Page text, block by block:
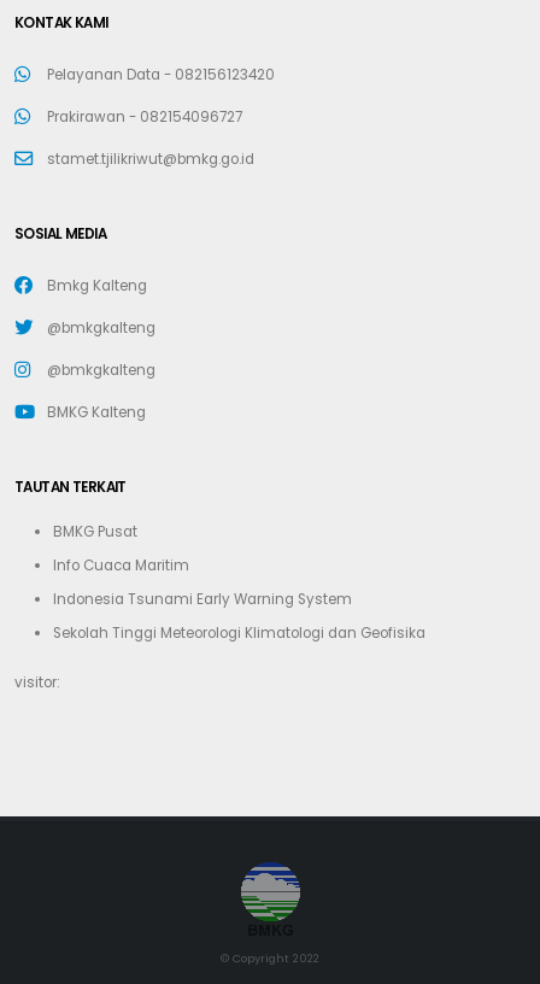
KONTAK KAMI
Pelayanan Data - 082156123420
Prakirawan - 082154096727
stamet.tjilikriwut@bmkg.go.id
SOSIAL MEDIA
Bmkg Kalteng
@bmkgkalteng
@bmkgkalteng
BMKG Kalteng
TAUTAN TERKAIT
BMKG Pusat
Info Cuaca Maritim
Indonesia Tsunami Early Warning System
Sekolah Tinggi Meteorologi Klimatologi dan Geofisika
visitor:
© Copyright 2022